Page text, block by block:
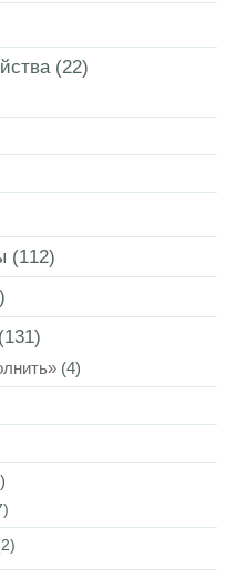
(22)
(112)
(131)
(4)